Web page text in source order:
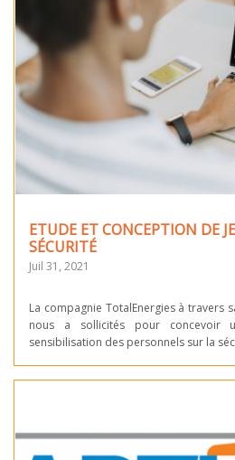
ETUDE ET CONCEPTION DE
SÉCURITÉ
Juil 31, 2021
La compagnie TotalEnergies à travers
nous a sollicités pour concevoir
sensibilisation des personnels sur la